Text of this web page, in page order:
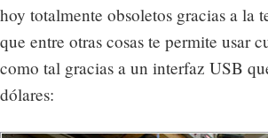
hoy totalmente obsoletos gracias a la
que entre otras cosas te permite usar
como tal gracias a un interfaz USB
dólares: